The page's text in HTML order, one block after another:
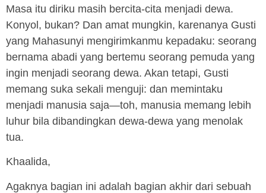
Masa itu diriku masih bercita-cita menjadi dewa.
Konyol, bukan? Dan amat mungkin, karenanya Gusti
yang Mahasunyi mengirimkanmu kepadaku: seorang
bernama abadi yang bertemu seorang pemuda yang
ingin menjadi seorang dewa. Akan tetapi, Gusti
memang suka sekali menguji: dan memintaku
menjadi manusia saja—toh, manusia memang lebih
luhur bila dibandingkan dewa-dewa yang menolak
tua.
Khaalida,
Agaknya bagian ini adalah bagian akhir dari sebuah